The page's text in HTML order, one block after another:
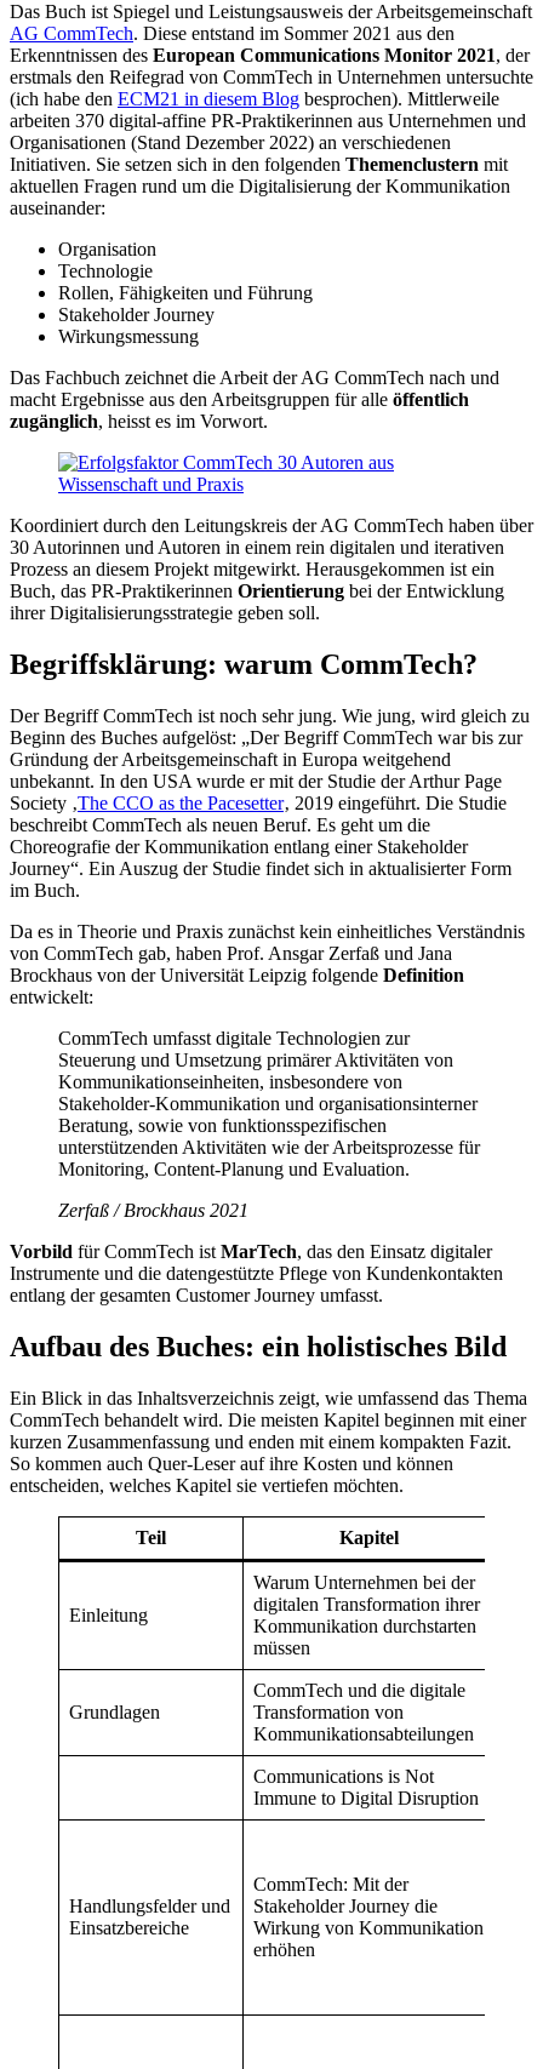
Das Buch ist Spiegel und Leistungsausweis der Arbeitsgemeinschaft
AG CommTech. Diese entstand im Sommer 2021 aus den
Erkenntnissen des European Communications Monitor 2021, der
erstmals den Reifegrad von CommTech in Unternehmen untersuchte
(ich habe den ECM21 in diesem Blog besprochen). Mittlerweile
arbeiten 370 digital-affine PR-Praktikerinnen aus Unternehmen und
Organisationen (Stand Dezember 2022) an verschiedenen
Initiativen. Sie setzen sich in den folgenden Themenclustern mit
aktuellen Fragen rund um die Digitalisierung der Kommunikation
auseinander:
Organisation
Technologie
Rollen, Fähigkeiten und Führung
Stakeholder Journey
Wirkungsmessung
Das Fachbuch zeichnet die Arbeit der AG CommTech nach und
macht Ergebnisse aus den Arbeitsgruppen für alle öffentlich
zugänglich, heisst es im Vorwort.
Koordiniert durch den Leitungskreis der AG CommTech haben über
30 Autorinnen und Autoren in einem rein digitalen und iterativen
Prozess an diesem Projekt mitgewirkt. Herausgekommen ist ein
Buch, das PR-Praktikerinnen Orientierung bei der Entwicklung
ihrer Digitalisierungsstrategie geben soll.
Begriffsklärung: warum CommTech?
Der Begriff CommTech ist noch sehr jung. Wie jung, wird gleich zu
Beginn des Buches aufgelöst: „Der Begriff CommTech war bis zur
Gründung der Arbeitsgemeinschaft in Europa weitgehend
unbekannt. In den USA wurde er mit der Studie der Arthur Page
Society ‚The CCO as the Pacesetter‚ 2019 eingeführt. Die Studie
beschreibt CommTech als neuen Beruf. Es geht um die
Choreografie der Kommunikation entlang einer Stakeholder
Journey“. Ein Auszug der Studie findet sich in aktualisierter Form
im Buch.
Da es in Theorie und Praxis zunächst kein einheitliches Verständnis
von CommTech gab, haben Prof. Ansgar Zerfaß und Jana
Brockhaus von der Universität Leipzig folgende Definition
entwickelt:
CommTech umfasst digitale Technologien zur
Steuerung und Umsetzung primärer Aktivitäten von
Kommunikationseinheiten, insbesondere von
Stakeholder-Kommunikation und organisationsinterner
Beratung, sowie von funktionsspezifischen
unterstützenden Aktivitäten wie der Arbeitsprozesse für
Monitoring, Content-Planung und Evaluation.
Zerfaß / Brockhaus 2021
Vorbild für CommTech ist MarTech, das den Einsatz digitaler
Instrumente und die datengestützte Pflege von Kundenkontakten
entlang der gesamten Customer Journey umfasst.
Aufbau des Buches: ein holistisches Bild
Ein Blick in das Inhaltsverzeichnis zeigt, wie umfassend das Thema
CommTech behandelt wird. Die meisten Kapitel beginnen mit einer
kurzen Zusammenfassung und enden mit einem kompakten Fazit.
So kommen auch Quer-Leser auf ihre Kosten und können
entscheiden, welches Kapitel sie vertiefen möchten.
Teil Kapitel
Einleitung
Warum Unternehmen bei der
digitalen Transformation ihrer
Kommunikation durchstarten
müssen
Grundlagen
CommTech und die digitale
Transformation von
Kommunikationsabteilungen
Communications is Not
Immune to Digital Disruption
Handlungsfelder und
Einsatzbereiche
CommTech: Mit der
Stakeholder Journey die
Wirkung von Kommunikation
erhöhen